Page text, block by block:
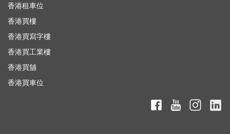
香港租車位
香港買樓
香港買寫字樓
香港買工業樓
香港買舖
香港買車位